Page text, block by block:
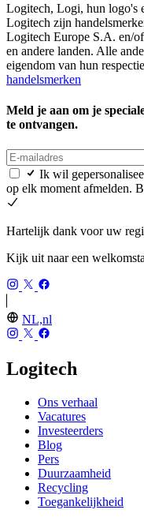
Logitech, Logi, hun logo's
Logitech zijn
Logitech Europe S.A. en/
en andere landen. Alle
eigendom van hun
handelsmerken
Meld je aan om je
te ontvangen.
Ik wil
op elk moment afmelden.
Hartelijk dank voor uw
Kijk uit naar een
NL,nl
Logitech
Ons verhaal
Vacatures
Investeerders
Blog
Pers
Duurzaamheid
Recycling
Toegankelijkheid